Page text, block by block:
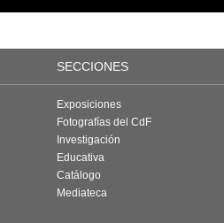
SECCIONES
Exposiciones
Fotografías del CdF
Investigación
Educativa
Catálogo
Mediateca